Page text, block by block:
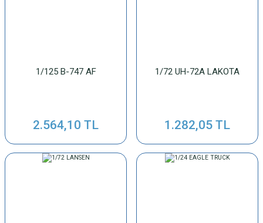
1/125 B-747 AF
2.564,10 TL
1/72 UH-72A LAKOTA
1.282,05 TL